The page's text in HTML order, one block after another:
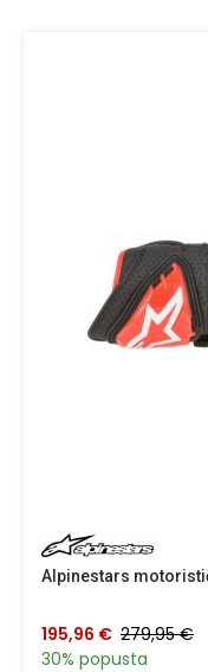
Alpinestars
195,96 € 279,95 €
30% popusta